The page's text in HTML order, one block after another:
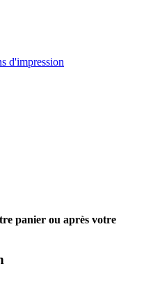
d'impression
panier ou après votre